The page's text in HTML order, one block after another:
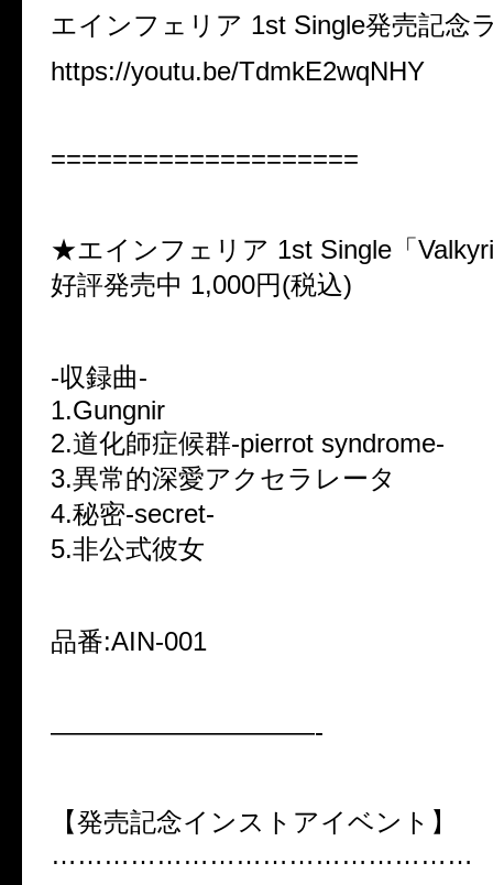
エインフェリア 1st Single発売記念
https://youtu.be/TdmkE2wqNHY
====================
★エインフェリア 1st Single「
好評発売中 1,000円(税込)
-収録曲-
1.Gungnir
2.道化師症候群-pierrot syndrome-
3.異常的深愛アクセラレータ
4.秘密-secret-
5.非公式彼女
品番:AIN-001
——————————-
【発売記念インストアイベント】
…………………………………………